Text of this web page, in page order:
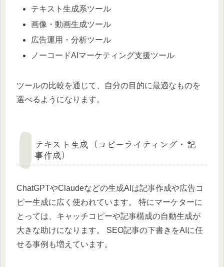
テキスト生成系ツール
画像・動画生成ツール
広告運用・分析ツール
ノーコードAIマーケティング支援ツール
ツールの比較を通じて、自分の目的に最適なものを
選べるようになります。
テキスト生成（コピーライティング・記
事作成）
ChatGPTやClaudeなどの生成AIは記事作成や広告コ
ピー生成に広く使われています。 特にマーケターに
とっては、キャッチコピーや記事構成の自動生成が
大きな助けになります。 SEO記事の下書きをAIに任
せる事例も増えています。